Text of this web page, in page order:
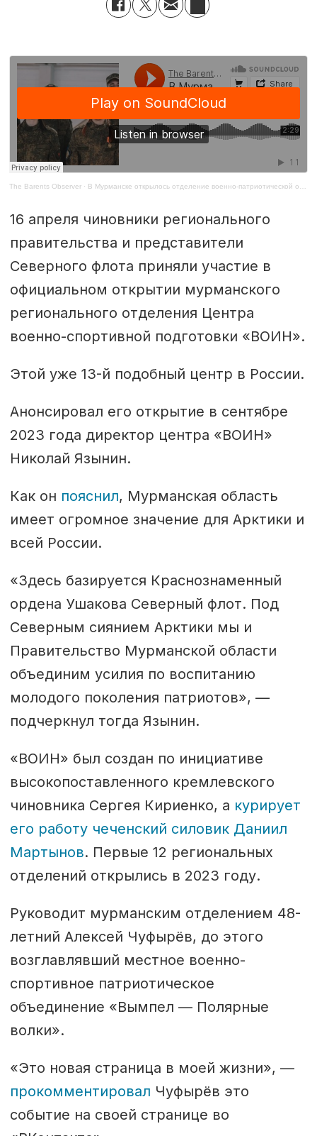
The Barents Observer · В Мурманске открылось отделение военно-патриотической организации
16 апреля чиновники регионального
правительства и представители
Северного флота приняли участие в
официальном открытии мурманского
регионального отделения Центра
военно-спортивной подготовки «ВОИН».
Этой уже 13-й подобный центр в России.
Анонсировал его открытие в сентябре
2023 года директор центра «ВОИН»
Николай Язынин.
Как он пояснил, Мурманская область
имеет огромное значение для Арктики и
всей России.
«Здесь базируется Краснознаменный
ордена Ушакова Северный флот. Под
Северным сиянием Арктики мы и
Правительство Мурманской области
объединим усилия по воспитанию
молодого поколения патриотов», —
подчеркнул тогда Язынин.
«ВОИН» был создан по инициативе
высокопоставленного кремлевского
чиновника Сергея Кириенко, а курирует
его работу чеченский силовик Даниил
Мартынов. Первые 12 региональных
отделений открылись в 2023 году.
Руководит мурманским отделением 48-
летний Алексей Чуфырёв, до этого
возглавлявший местное военно-
спортивное патриотическое
объединение «Вымпел — Полярные
волки».
«Это новая страница в моей жизни», —
прокомментировал Чуфырёв это
событие на своей странице во